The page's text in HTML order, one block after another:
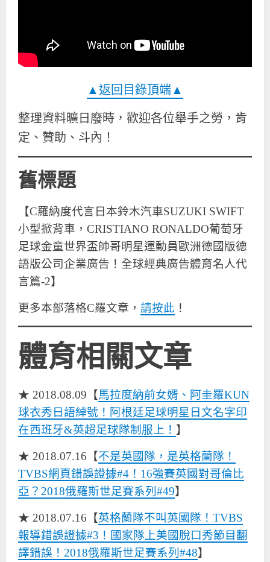
▲返回目錄頂端▲
整理資料曠日廢時，歡迎各位舉手之勞，肯
定、贊助、斗內！
舊標題
【C羅納度代言日本鈴木汽車SUZUKI SWIFT
小型掀背車，CRISTIANO RONALDO葡萄牙
足球金童世界盃帥哥明星運動員歐洲德國版德
語版公司企業廣告！全球經典廣告體育名人代
言篇-2】
更多本部落格C羅文章， 請按此 ！
體育相關文章
★ 2018.08.09【馬拉度納前女婿、阿圭羅KUN
球衣秀日語綽號！阿根廷足球明星日文名字印
在西班牙&英超足球隊制服上！ 】
★ 2018.07.16【不是英國隊，是英格蘭隊！
TVBS網頁錯誤證據#4！16強賽英國對哥倫比
亞？2018俄羅斯世足賽系列#49】
★ 2018.07.16【英格蘭隊不叫英國隊！TVBS
報導錯誤證據#3！國家隊上美國脫口秀節目翻
譯錯誤！2018俄羅斯世足賽系列#48】